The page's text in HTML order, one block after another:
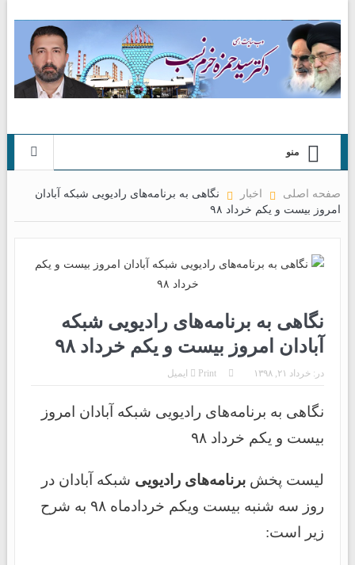
منو
صفحه اصلی اخبار
نگاهی به برنامه‌های رادیویی شبکه آبادان
امروز بیست و یکم خرداد ۹۸
نگاهی به برنامه‌های رادیویی شبکه
آبادان امروز بیست و یکم خرداد ۹۸
در: خرداد ۲۱, ۱۳۹۸ Print ایمیل
نگاهی به برنامه‌های رادیویی شبکه آبادان امروز
بیست و یکم خرداد ۹۸
لیست پخش برنامه‌های رادیویی شبکه آبادان در
روز سه شنبه بیست ویکم خردادماه ۹۸ به شرح
زیر است: